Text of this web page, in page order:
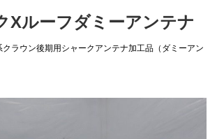
Xルーフダミーアンテナ
クラウン後期用シャークアンテナ加工品（ダミーアン